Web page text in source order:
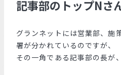
記事部のトップNさ
グランネットには営業部、施
署が分かれているのですが、
その一角である記事部の長が